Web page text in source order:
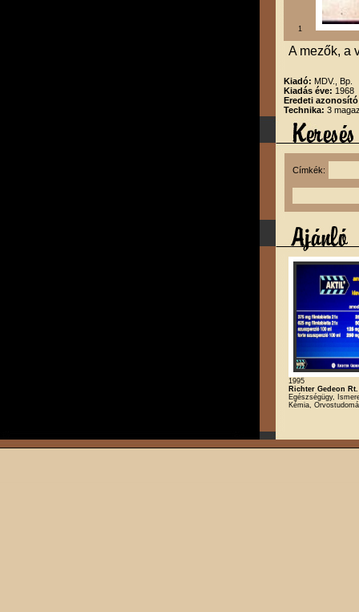
1
A mezők, a
Kiadó: MDV., Bp.
Kiadás éve: 1968
Eredeti
Technika: 3
Címkék:
1995
Richter Gedeon Rt.
Egészségügy,
Kémia,